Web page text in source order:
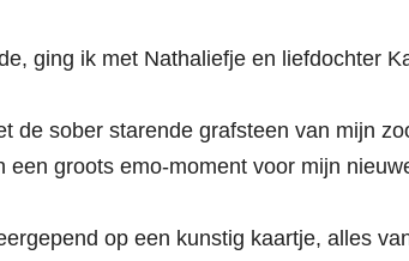
ging ik met Nathaliefje en liefdochter
de sober starende grafsteen van mijn
groots emo-moment voor mijn
op een kunstig kaartje, alles